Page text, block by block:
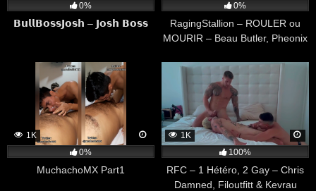
0%
𝗕𝘂𝗹𝗹𝗕𝗼𝘀𝘀𝗝𝗼𝘀𝗵 – 𝗝𝗼𝘀𝗵 𝗕𝗼𝘀𝘀
0%
RagingStallion – ROULER ou
MOURIR – Beau Butler, Pheonix
1K
0%
MuchachoMX Part1
1K
100%
RFC – 1 Hétéro, 2 Gay – Chris
Damned, Filoutfitt & Kevrau